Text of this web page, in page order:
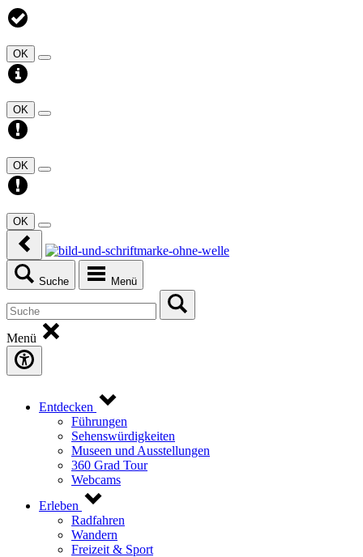
OK
OK
OK
OK
Suche Menü
Menü
Entdecken
Führungen
Sehenswürdigkeiten
Museen und Ausstellungen
360 Grad Tour
Webcams
Erleben
Radfahren
Wandern
Freizeit & Sport